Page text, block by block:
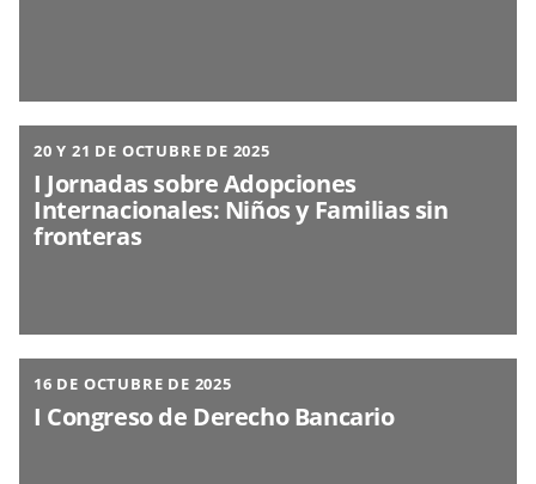
20 Y 21 DE OCTUBRE DE 2025
I Jornadas sobre Adopciones
Internacionales: Niños y Familias sin
fronteras
16 DE OCTUBRE DE 2025
I Congreso de Derecho Bancario